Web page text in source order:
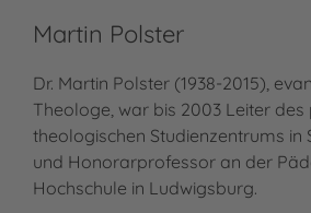
Martin Polster
Dr. Martin Polster (1938-2015),
Theologe, war bis 2003 Leiter
theologischen Studienzentrums in
und Honorarprofessor an der
Hochschule in Ludwigsburg.